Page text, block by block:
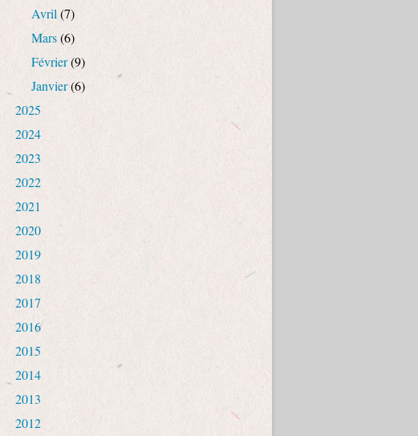
Avril (7)
Mars(6)
Février(9)
Janvier(6)
2025
2024
2023
2022
2021
2020
2019
2018
2017
2016
2015
2014
2013
2012